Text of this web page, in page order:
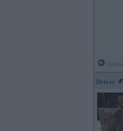
Driver